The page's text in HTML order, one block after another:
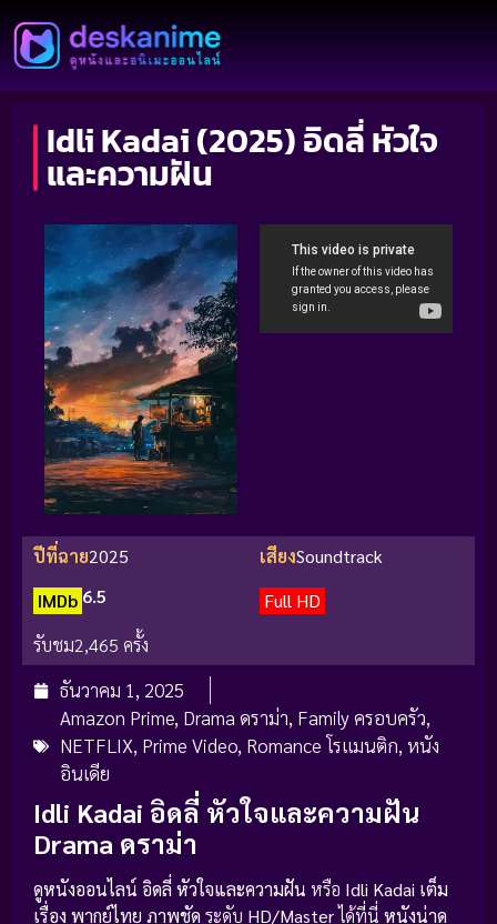
Idli Kadai (2025) อิดลี่ หัวใจ
และความฝัน
ปีที่ฉาย2025 เสียงSoundtrack
IMDb 6.5
Full HD
รับชม2,465 ครั้ง
ธันวาคม 1, 2025
Amazon Prime, Drama ดราม่า, Family ครอบครัว,
NETFLIX, Prime Video, Romance โรแมนติก, หนัง
อินเดีย
Idli Kadai อิดลี่ หัวใจและความฝัน
Drama ดราม่า
ดูหนังออนไลน์ อิดลี่ หัวใจและความฝัน หรือ Idli Kadai เต็ม
เรื่อง พากย์ไทย ภาพชัด ระดับ HD/Masterได้ที่นี่ หนังน่าดู